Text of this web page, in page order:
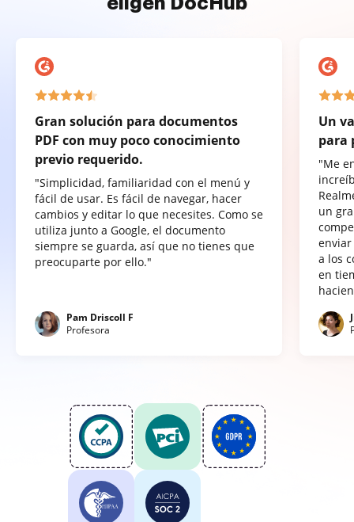
Gran solución para documentos
PDF con muy poco conocimiento
previo requerido.
"Simplicidad, familiaridad con el menú y
fácil de usar. Es fácil de navegar, hacer
cambios y editar lo que necesites. Como se
utiliza junto a Google, el documento
siempre se guarda, así que no tienes que
preocuparte por ello."
Pam Driscoll F
Profesora
Un
para
"Me
un
a los
en